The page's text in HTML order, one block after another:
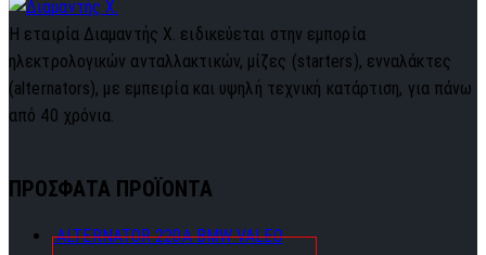
Η εταιρία Διαμαντής Χ. ειδικεύεται στην εμπορία
ηλεκτρολογικών ανταλλακτικών, μίζες (starters), ενναλάκτες
(alternators), με εμπειρία και υψηλή τεχνική κατάρτιση, για πάνω
από 40 χρόνια.
ΠΡΟΣΦΑΤΑ ΠΡΟΪΟΝΤΑ
ALTERNATOR 220A BMW VALEO